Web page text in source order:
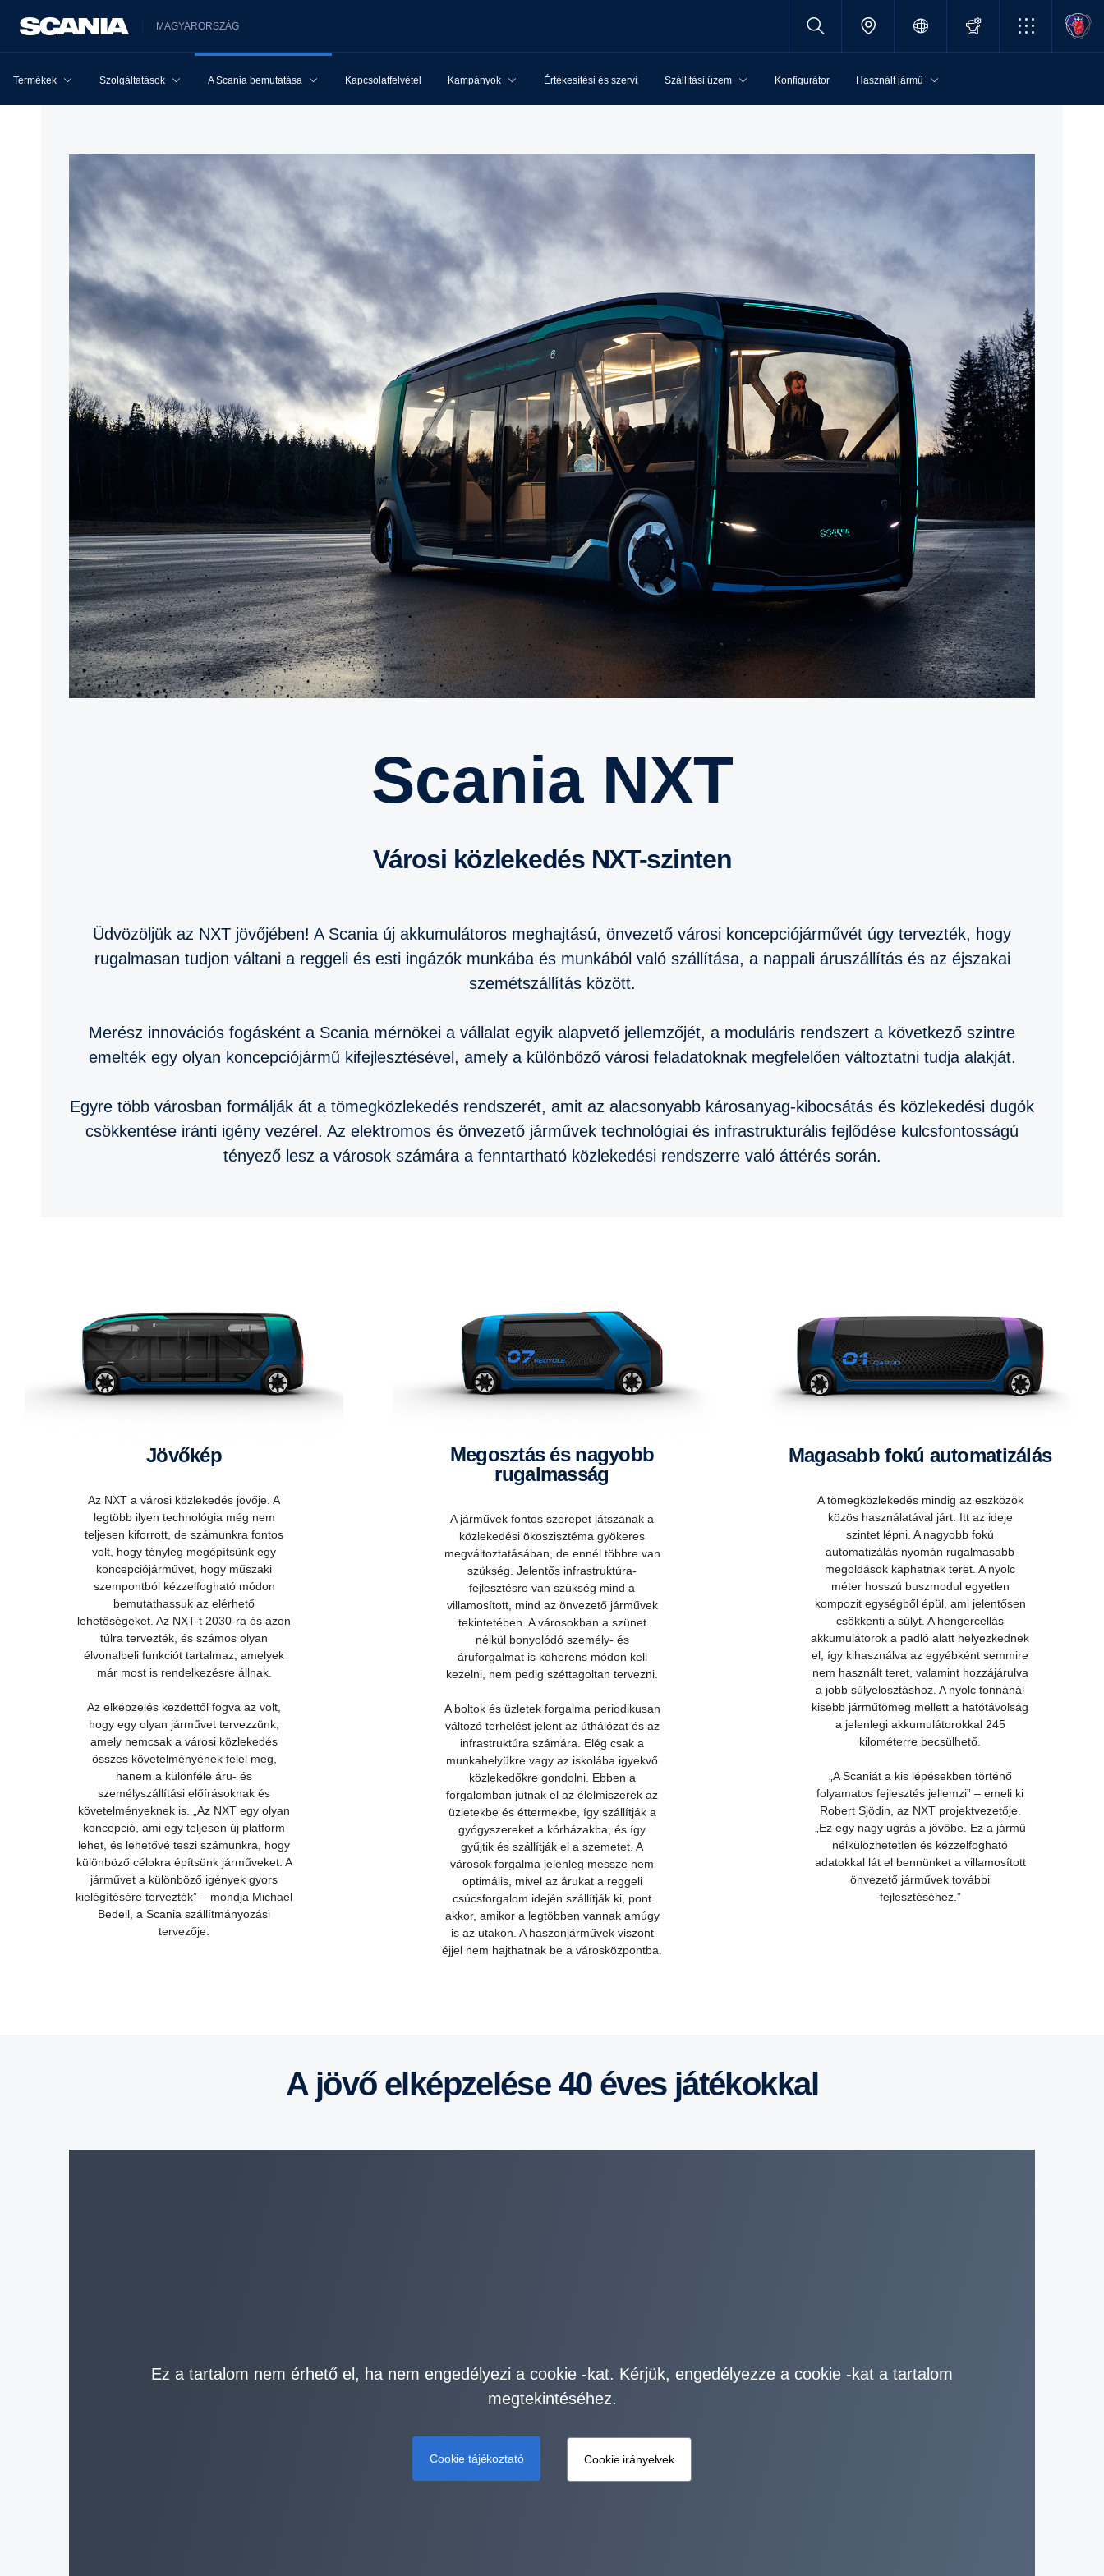
MAGYARORSZÁG
Termékek Szolgáltatások A Scania bemutatása Kapcsolatfelvétel Kampányok Értékesítési és szervizhálózatSzállítási üzem Konfigurátor Használt jármű
Scania NXT
Városi közlekedés NXT-szinten
Üdvözöljük az NXT jövőjében! A Scania új akkumulátoros meghajtású, önvezető városi koncepciójárművét úgy tervezték, hogy
rugalmasan tudjon váltani a reggeli és esti ingázók munkába és munkából való szállítása, a nappali áruszállítás és az éjszakai
szemétszállítás között.
Merész innovációs fogásként a Scania mérnökei a vállalat egyik alapvető jellemzőjét, a moduláris rendszert a következő szintre
emelték egy olyan koncepciójármű kifejlesztésével, amely a különböző városi feladatoknak megfelelően változtatni tudja alakját.
Egyre több városban formálják át a tömegközlekedés rendszerét, amit az alacsonyabb károsanyag-kibocsátás és közlekedési dugók
csökkentése iránti igény vezérel. Az elektromos és önvezető járművek technológiai és infrastrukturális fejlődése kulcsfontosságú
tényező lesz a városok számára a fenntartható közlekedési rendszerre való áttérés során.
Jövőkép
Az NXT a városi közlekedés jövője. A
legtöbb ilyen technológia még nem
teljesen kiforrott, de számunkra fontos
volt, hogy tényleg megépítsünk egy
koncepciójárművet, hogy műszaki
szempontból kézzelfogható módon
bemutathassuk az elérhető
lehetőségeket. Az NXT-t 2030-ra és azon
túlra tervezték, és számos olyan
élvonalbeli funkciót tartalmaz, amelyek
már most is rendelkezésre állnak.
Az elképzelés kezdettől fogva az volt,
hogy egy olyan járművet tervezzünk,
amely nemcsak a városi közlekedés
összes követelményének felel meg,
hanem a különféle áru- és
személyszállítási előírásoknak és
követelményeknek is. „Az NXT egy olyan
koncepció, ami egy teljesen új platform
lehet, és lehetővé teszi számunkra, hogy
különböző célokra építsünk járműveket. A
járművet a különböző igények gyors
kielégítésére tervezték” – mondja Michael
Bedell, a Scania szállítmányozási
tervezője.
Megosztás és nagyobb
rugalmasság
A járművek fontos szerepet játszanak a
közlekedési ökoszisztéma gyökeres
megváltoztatásában, de ennél többre van
szükség. Jelentős infrastruktúra-
fejlesztésre van szükség mind a
villamosított, mind az önvezető járművek
tekintetében. A városokban a szünet
nélkül bonyolódó személy- és
áruforgalmat is koherens módon kell
kezelni, nem pedig széttagoltan tervezni.
A boltok és üzletek forgalma periodikusan
változó terhelést jelent az úthálózat és az
infrastruktúra számára. Elég csak a
munkahelyükre vagy az iskolába igyekvő
közlekedőkre gondolni. Ebben a
forgalomban jutnak el az élelmiszerek az
üzletekbe és éttermekbe, így szállítják a
gyógyszereket a kórházakba, és így
gyűjtik és szállítják el a szemetet. A
városok forgalma jelenleg messze nem
optimális, mivel az árukat a reggeli
csúcsforgalom idején szállítják ki, pont
akkor, amikor a legtöbben vannak amúgy
is az utakon. A haszonjárművek viszont
éjjel nem hajthatnak be a városközpontba.
Magasabb fokú automatizálás
A tömegközlekedés mindig az eszközök
közös használatával járt. Itt az ideje
szintet lépni. A nagyobb fokú
automatizálás nyomán rugalmasabb
megoldások kaphatnak teret. A nyolc
méter hosszú buszmodul egyetlen
kompozit egységből épül, ami jelentősen
csökkenti a súlyt. A hengercellás
akkumulátorok a padló alatt helyezkednek
el, így kihasználva az egyébként semmire
nem használt teret, valamint hozzájárulva
a jobb súlyelosztáshoz. A nyolc tonnánál
kisebb járműtömeg mellett a hatótávolság
a jelenlegi akkumulátorokkal 245
kilométerre becsülhető.
„A Scaniát a kis lépésekben történő
folyamatos fejlesztés jellemzi” – emeli ki
Robert Sjödin, az NXT projektvezetője.
„Ez egy nagy ugrás a jövőbe. Ez a jármű
nélkülözhetetlen és kézzelfogható
adatokkal lát el bennünket a villamosított
önvezető járművek további
fejlesztéséhez.”
A jövő elképzelése 40 éves játékokkal
Ez a tartalom nem érhető el, ha nem engedélyezi a cookie -kat. Kérjük, engedélyezze a cookie -kat a tartalom
megtekintéséhez.
Cookie tájékoztató Cookie irányelvek